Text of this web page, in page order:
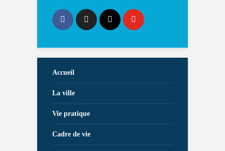
Accueil
La ville
Vie pratique
Cadre de vie